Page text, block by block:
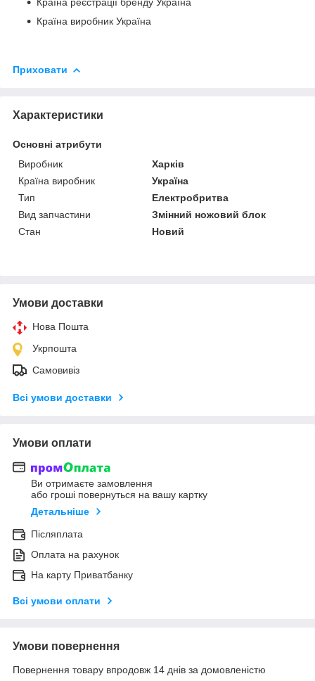
Країна виробник Україна
Приховати
Характеристики
Основні атрибути
Виробник
Харків
Країна виробник
Україна
Тип
Електробритва
Вид запчастини
Змінний ножовий блок
Стан
Новий
Умови доставки
Нова Пошта
Укрпошта
Самовивіз
Всі умови доставки
Умови оплати
Ви отримаєте замовлення
або гроші повернуться на вашу картку
Детальніше
Післяплата
Оплата на рахунок
На карту Приватбанку
Всі умови оплати
Умови повернення
Повернення товару впродовж 14 днів за домовленістю